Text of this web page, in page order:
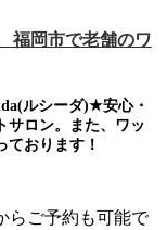
福岡市で老舗のワ
ルシーダ)★安心・
サロン。また、ワッ
ております！
らご予約も可能で